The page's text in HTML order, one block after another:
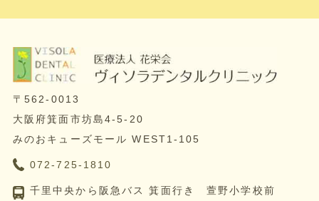
〒562-0013
大阪府箕面市坊島4-5-20
みのおキューズモール WEST1-105
072-725-1810
千里中央から阪急バス 箕面行き 萱野小学校前